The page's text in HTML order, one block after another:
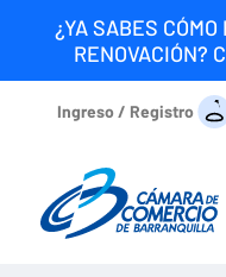
¿YA SABES
RENOVACIÓN?
Ingreso / Registro